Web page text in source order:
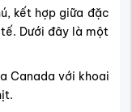
kết hợp giữa đặc
Dưới đây là một
Canada với khoai